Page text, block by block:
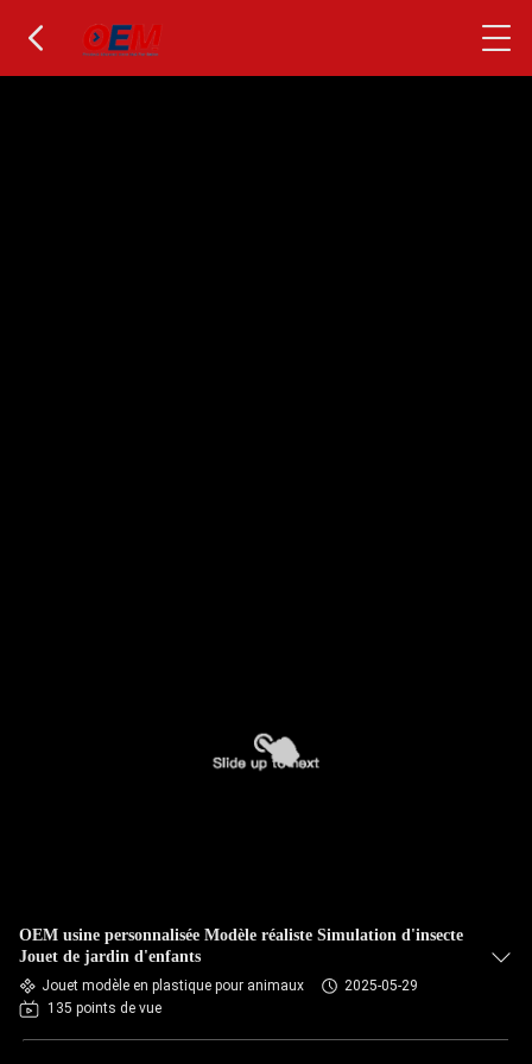
OEM usine personnalisée Modèle réaliste Simulation d'insecte
Jouet de jardin d'enfants
Jouet modèle en plastique pour animaux
2025-05-29
135 points de vue